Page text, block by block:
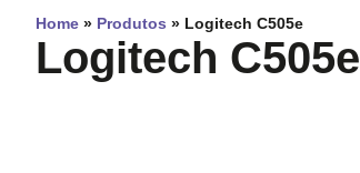
Home » Produtos » Logitech C505e
Logitech C505e